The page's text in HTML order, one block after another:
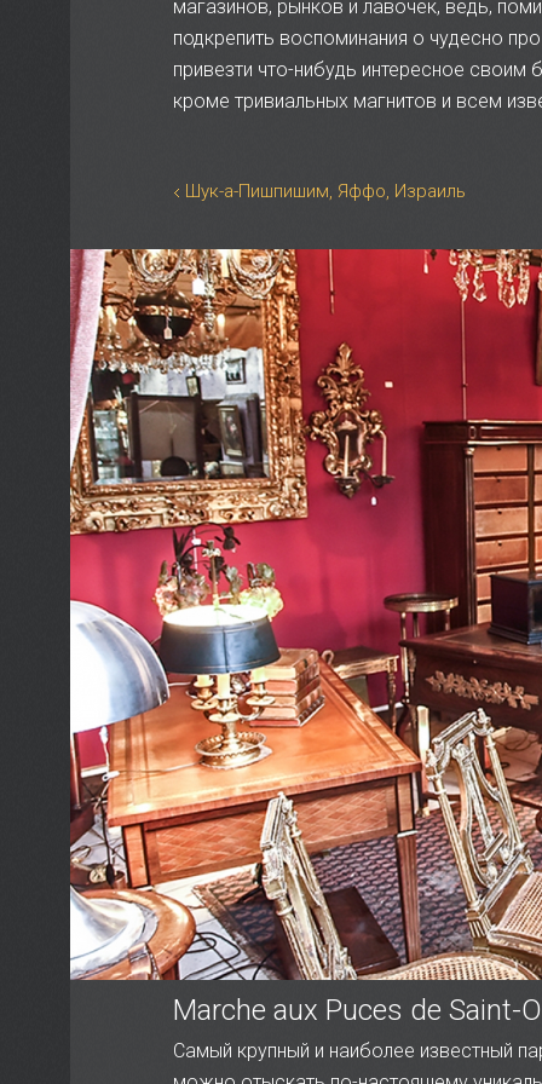
магазинов, рынков и лавочек, ведь,
подкрепить воспоминания о чудесно
привезти что-нибудь интересное
кроме тривиальных магнитов и всем
Шук-а-Пишпишим, Яффо, Израиль
Marche aux Puces de
Самый крупный и наиболее известный